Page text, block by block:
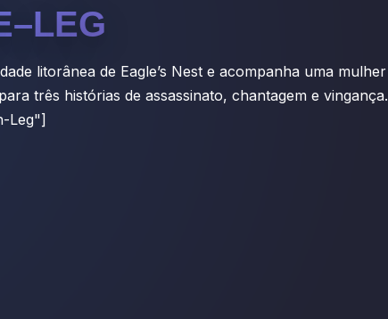
litorânea de Eagle’s Nest e acompanha uma mulher
três histórias de assassinato, chantagem e vingança.
Leg"]